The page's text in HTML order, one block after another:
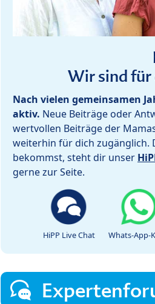
Wir sind für
Nach vielen gemeinsamen
aktiv. Neue Beiträge oder
wertvollen Beiträge der
weiterhin für dich zugänglich.
bekommst, steht dir unser
gerne zur Seite.
HiPP Live Chat Whats-App-